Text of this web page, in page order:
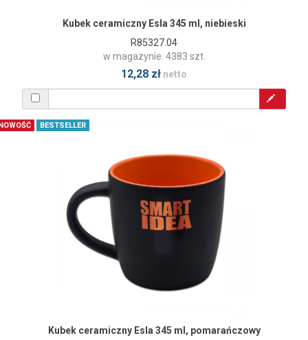
Kubek ceramiczny Esla 345 ml, niebieski
R85327.04
w magazynie: 4383 szt.
12,28 zł netto
BESTSELLER
Kubek ceramiczny Esla 345 ml, pomarańczowy